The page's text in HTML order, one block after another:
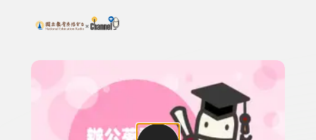
上方功能區塊
搜尋關鍵字：可輸入節目名稱、主持人或關鍵字